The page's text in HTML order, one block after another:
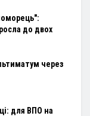
до двох
через
для ВПО на